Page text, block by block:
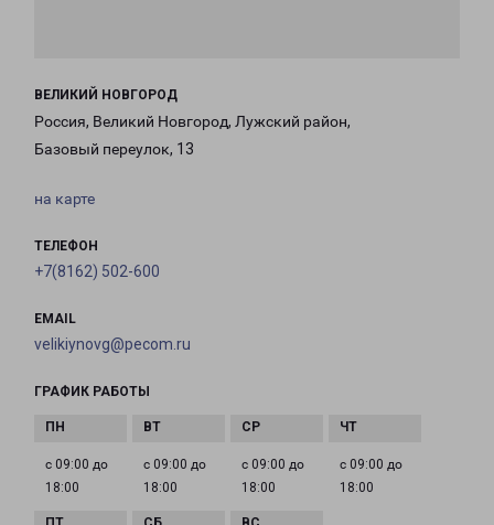
ВЕЛИКИЙ НОВГОРОД
Россия, Великий Новгород, Лужский район,
Базовый переулок, 13
на карте
ТЕЛЕФОН
+7(8162) 502-600
EMAIL
velikiynovg@pecom.ru
ГРАФИК РАБОТЫ
с 09:00 до
18:00
с 09:00 до
18:00
с 09:00 до
18:00
с 09:00 до
18:00